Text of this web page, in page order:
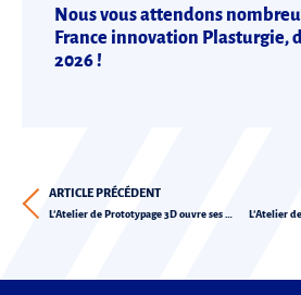
Nous vous attendons
France innovation Plasturgie,
2026 !
ARTICLE PRÉCÉDENT
L’Atelier de Prototypage 3D ouvre ses portes